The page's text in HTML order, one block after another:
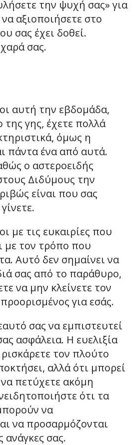
την ψυχή σας» για
αξιοποιήσετε στο
σας έχει δοθεί.
σας.
αυτή την εβδομάδα,
γης, έχετε πολλά
όμως η
πάντα ένα από αυτά.
ο αστεροειδής
Διδύμους την
είναι που σας
με τις ευκαιρίες που
με τον τρόπο που
Αυτό δεν σημαίνει να
σας από το παράθυρο,
να μην κλείνετε τον
για εσάς.
σας να εμπιστευτεί
ασφάλεια. Η ευελιξία
τον πλούτο
αλλά ότι μπορεί
πετύχετε ακόμη
ότι τα
να
να προσαρμόζονται
ανάγκες σας.